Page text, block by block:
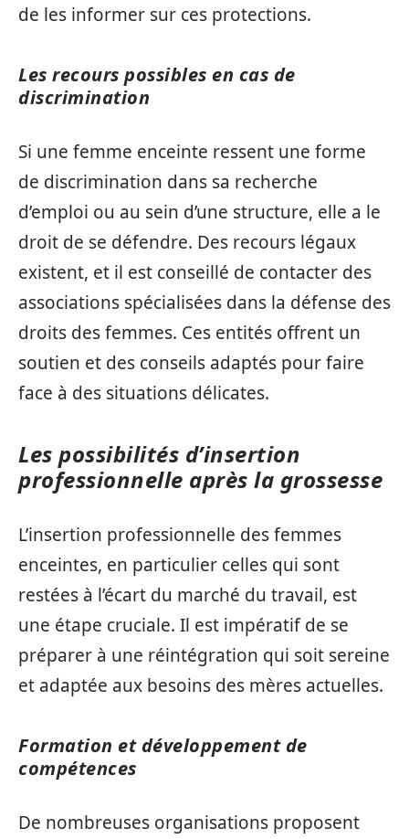
de les informer sur ces protections.
Les recours possibles en cas de
discrimination
Si une femme enceinte ressent une forme
de discrimination dans sa recherche
d’emploi ou au sein d’une structure, elle a le
droit de se défendre. Des recours légaux
existent, et il est conseillé de contacter des
associations spécialisées dans la défense des
droits des femmes. Ces entités offrent un
soutien et des conseils adaptés pour faire
face à des situations délicates.
Les possibilités d’insertion
professionnelle après la grossesse
L’insertion professionnelle des femmes
enceintes, en particulier celles qui sont
restées à l’écart du marché du travail, est
une étape cruciale. Il est impératif de se
préparer à une réintégration qui soit sereine
et adaptée aux besoins des mères actuelles.
Formation et développement de
compétences
De nombreuses organisations proposent